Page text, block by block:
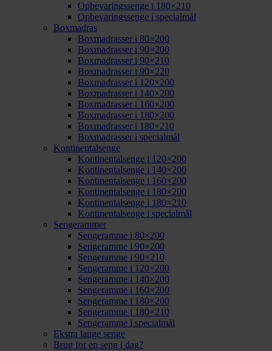
Opbevaringssenge i 180×210
Opbevaringssenge i specialmål
Boxmadras
Boxmadrasser i 80×200
Boxmadrasser i 90×200
Boxmadrasser i 90×210
Boxmadrasser i 90×220
Boxmadrasser i 120×200
Boxmadrasser i 140×200
Boxmadrasser i 160×200
Boxmadrasser i 180×200
Boxmadrasser i 180×210
Boxmadrasser i specialmål
Kontinentalsenge
Kontinentalsenge i 120×200
Kontinentalsenge i 140×200
Kontinentalsenge i 160×200
Kontinentalsenge i 180×200
Kontinentalsenge i 180×210
Kontinentalsenge i specialmål
Sengerammer
Sengeramme i 80×200
Sengeramme i 90×200
Sengeramme i 90×210
Sengeramme i 120×200
Sengeramme i 140×200
Sengeramme i 160×200
Sengeramme i 180×200
Sengeramme i 180×210
Sengeramme i specialmål
Ekstra lange senge
Brug for en seng i dag?